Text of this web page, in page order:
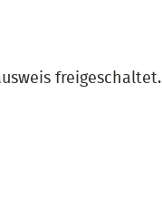
freigeschaltet.